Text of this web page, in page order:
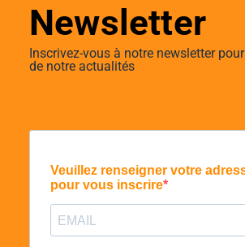
Newsletter
Inscrivez-vous à notre newsletter
de notre actualités